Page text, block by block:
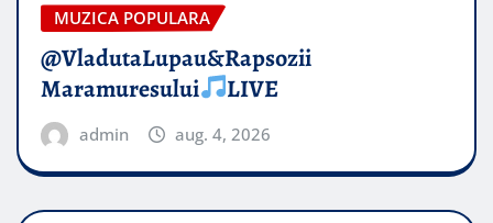
MUZICA POPULARA
@VladutaLupau&Rapsozii
Maramuresului
LIVE
admin aug. 4, 2026